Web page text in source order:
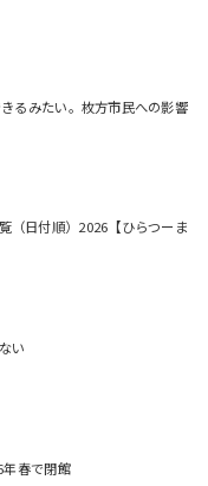
るみたい。枚方市民への影響
（日付順）2026【ひらつーま
い
年春で閉館